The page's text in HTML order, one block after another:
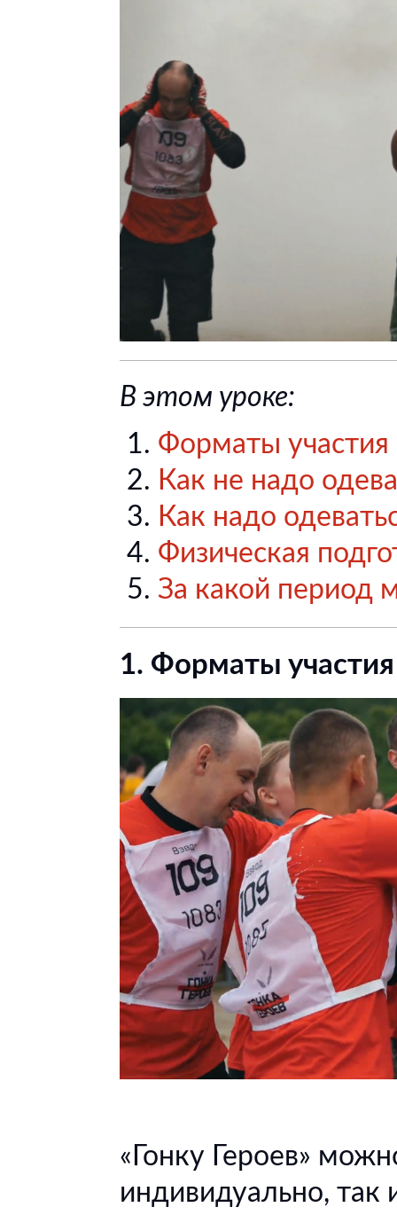
В этом уроке:
Форматы участия
Как не надо
Как надо
Физическая
За какой период
1. Форматы участия
«Гонку Героев»
индивидуально, так